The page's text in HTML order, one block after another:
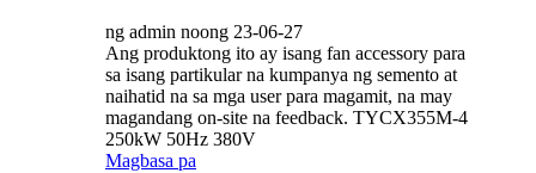
ng admin noong 23-06-27
Ang produktong ito ay isang fan accessory para
sa isang partikular na kumpanya ng semento at
naihatid na sa mga user para magamit, na may
magandang on-site na feedback. TYCX355M-4
250kW 50Hz 380V
Magbasa pa